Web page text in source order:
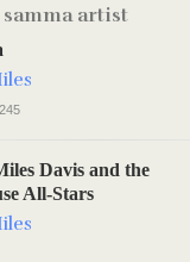
artist
Davis and the
All-Stars